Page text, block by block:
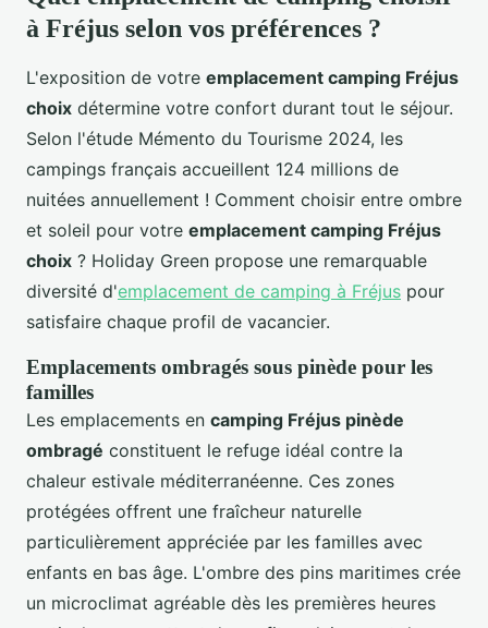
à Fréjus selon vos préférences ?
L'exposition de votre emplacement camping Fréjus
choix détermine votre confort durant tout le séjour.
Selon l'étude Mémento du Tourisme 2024, les
campings français accueillent 124 millions de
nuitées annuellement ! Comment choisir entre ombre
et soleil pour votre emplacement camping Fréjus
choix ? Holiday Green propose une remarquable
diversité d'emplacement de camping à Fréjus pour
satisfaire chaque profil de vacancier.
Emplacements ombragés sous pinède pour les
familles
Les emplacements en camping Fréjus pinède
ombragé constituent le refuge idéal contre la
chaleur estivale méditerranéenne. Ces zones
protégées offrent une fraîcheur naturelle
particulièrement appréciée par les familles avec
enfants en bas âge. L'ombre des pins maritimes crée
un microclimat agréable dès les premières heures